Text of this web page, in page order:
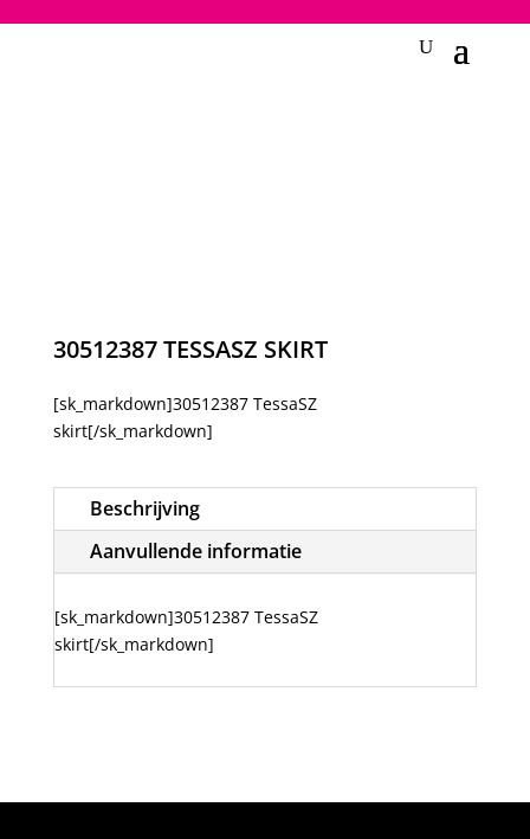
30512387 TESSASZ SKIRT
[sk_markdown]30512387 TessaSZ
skirt[/sk_markdown]
Beschrijving
Aanvullende informatie
[sk_markdown]30512387 TessaSZ
skirt[/sk_markdown]